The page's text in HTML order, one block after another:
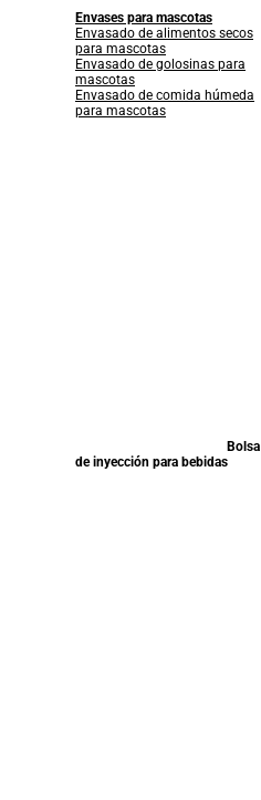
Envases para mascotas
Envasado de alimentos secos
para mascotas
Envasado de golosinas para
mascotas
Envasado de comida húmeda
para mascotas
Bolsa
de inyección para bebidas